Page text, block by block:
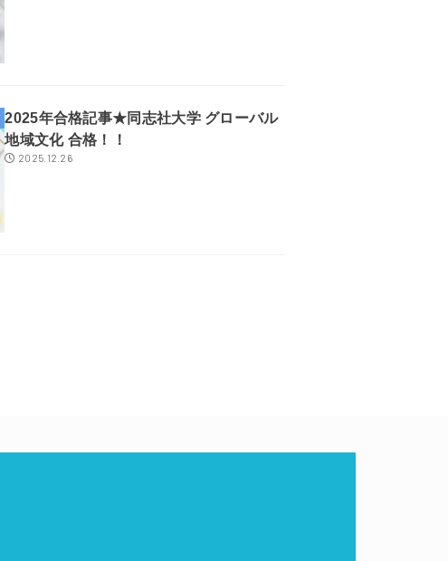
2025年合格記事★同志社大学 グローバル
地域文化 合格！！
2025.12.26